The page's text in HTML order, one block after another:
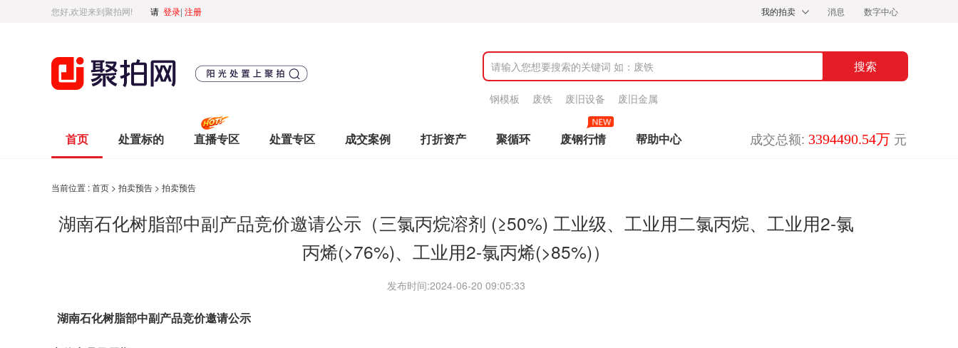
您好,欢迎来到聚拍网! 请 登录| 注册 我的拍卖 消息 数字中心
首页 处置标的 直播专区 处置专区 成交案例 打折资产 聚循环 废钢行情 帮助中心
钢模板 废铁 废旧设备 废旧金属
成交总额: 3394490.54万 元
当前位置 :首页 > 拍卖预告 > 拍卖预告
湖南石化树脂部中副产品竞价邀请公示（三氯丙烷溶剂 (≥50%) 工业级、工业用二氯丙烷、工业用2-氯
丙烯(>76%)、工业用2-氯丙烯(>85%)）
发布时间:2024-06-20 09:05:33
湖南石化树脂部中副产品竞价邀请公示